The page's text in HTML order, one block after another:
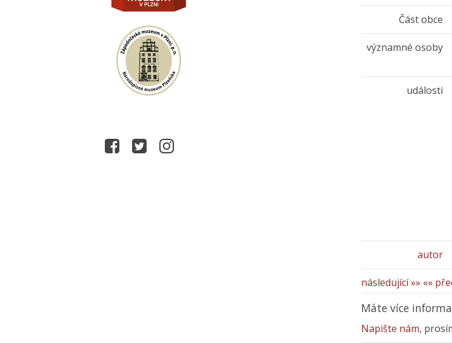
Část obce
významné osoby
události
autor
následující »» ««
Máte více
Napište nám,